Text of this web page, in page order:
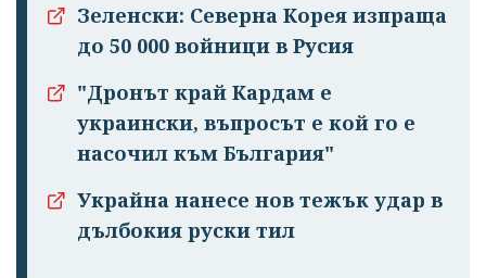
Зеленски: Северна Корея изпраща
до 50 000 войници в Русия
"Дронът край Кардам е
украински, въпросът е кой го е
насочил към България"
Украйна нанесе нов тежък удар в
дълбокия руски тил